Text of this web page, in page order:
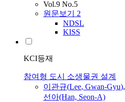
Vol.9 No.5
원문보기 2
NDSL
KISS
KCI등재
참여형 도시 소생물권 설계
이관규(Lee, Gwan-Gyu),
선아(Han, Seon-A)